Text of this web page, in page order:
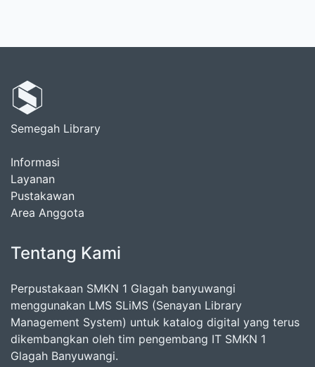
Semegah Library
Informasi
Layanan
Pustakawan
Area Anggota
Tentang Kami
Perpustakaan SMKN 1 Glagah banyuwangi
menggunakan LMS SLiMS (Senayan Library
Management System) untuk katalog digital yang terus
dikembangkan oleh tim pengembang IT SMKN 1
Glagah Banyuwangi.